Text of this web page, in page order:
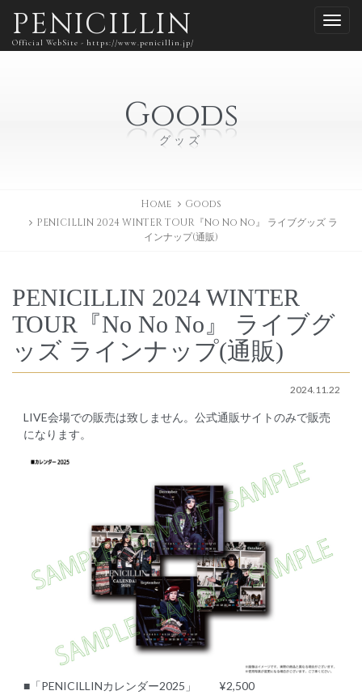
PENICILLIN
Official WebSite - https://www.penicillin.jp/
Goods
グッズ
Home
Goods
PENICILLIN 2024 WINTER TOUR『No No No』 ライブグッズ ラ
インナップ(通販)
PENICILLIN 2024 WINTER
TOUR『No No No』 ライブグ
ッズ ラインナップ(通販)
2024.11.22
LIVE会場での販売は致しません。公式通販サイトのみで販売
になります。
■「PENICILLINカレンダー2025」 ¥2,500